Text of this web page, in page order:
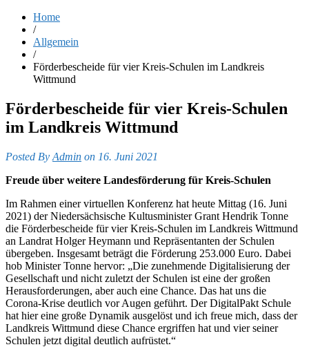
Home
/
Allgemein
/
Förderbescheide für vier Kreis-Schulen im Landkreis
Wittmund
Förderbescheide für vier Kreis-Schulen
im Landkreis Wittmund
Posted By Admin on 16. Juni 2021
Freude über weitere Landesförderung für Kreis-Schulen
Im Rahmen einer virtuellen Konferenz hat heute Mittag (16. Juni
2021) der Niedersächsische Kultusminister Grant Hendrik Tonne
die Förderbescheide für vier Kreis-Schulen im Landkreis Wittmund
an Landrat Holger Heymann und Repräsentanten der Schulen
übergeben. Insgesamt beträgt die Förderung 253.000 Euro. Dabei
hob Minister Tonne hervor: „Die zunehmende Digitalisierung der
Gesellschaft und nicht zuletzt der Schulen ist eine der großen
Herausforderungen, aber auch eine Chance. Das hat uns die
Corona-Krise deutlich vor Augen geführt. Der DigitalPakt Schule
hat hier eine große Dynamik ausgelöst und ich freue mich, dass der
Landkreis Wittmund diese Chance ergriffen hat und vier seiner
Schulen jetzt digital deutlich aufrüstet.“